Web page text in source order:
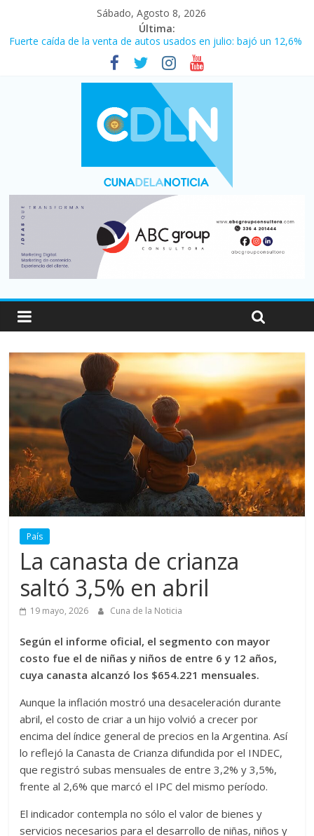
Sábado, Agosto 8, 2026
Última:
Fuerte caída de la venta de autos usados en julio: bajó un 12,6%
Central venció 1 a 0 al River de Coudet en el Monumental
La morosidad alcanzó su nivel más alto en dos décadas y ya
afecta a 400 mil deudores en Santa Fe
Desde que asumió Milei cerraron 41.000 kioscos: el sector
denuncia crisis como en 2001
Vacaciones de invierno con más movimiento y consumo
turístico: 4,6 millones de personas viajaron por el país, un 5,9%
País
La canasta de crianza
saltó 3,5% en abril
19 mayo, 2026 Cuna de la Noticia
Según el informe oficial, el segmento con mayor
costo fue el de niñas y niños de entre 6 y 12 años,
cuya canasta alcanzó los $654.221 mensuales.
Aunque la inflación mostró una desaceleración durante
abril, el costo de criar a un hijo volvió a crecer por
encima del índice general de precios en la Argentina. Así
lo reflejó la Canasta de Crianza difundida por el INDEC,
que registró subas mensuales de entre 3,2% y 3,5%,
frente al 2,6% que marcó el IPC del mismo período.
El indicador contempla no sólo el valor de bienes y
servicios necesarios para el desarrollo de niñas, niños y